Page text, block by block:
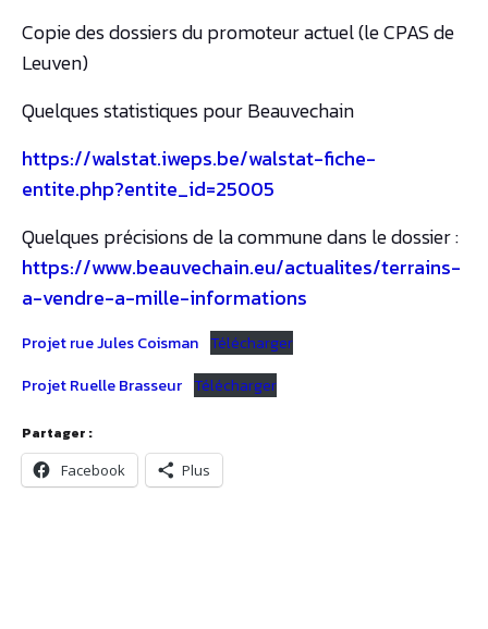
Copie des dossiers du promoteur actuel (le CPAS de
Leuven)
Quelques statistiques pour Beauvechain
https://walstat.iweps.be/walstat-fiche-
entite.php?entite_id=25005
Quelques précisions de la commune dans le dossier :
https://www.beauvechain.eu/actualites/terrains-
a-vendre-a-mille-informations
Projet rue Jules Coisman Télécharger
Projet Ruelle Brasseur Télécharger
Partager :
Facebook
Plus